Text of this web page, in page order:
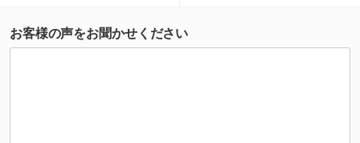
お客様の声をお聞かせください